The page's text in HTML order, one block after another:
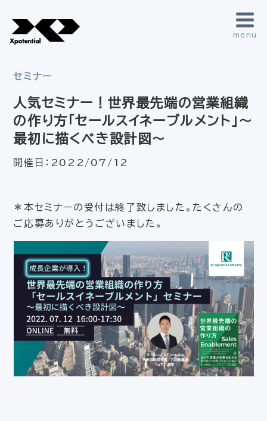
menu
セミナー
人気セミナー！世界最先端の営業組織
の作り方「セールスイネーブルメント」～
最初に描くべき設計図～
開催日： 2022/07/12
＊本セミナーの受付は終了致しました。たくさんの
ご応募ありがとうございました。